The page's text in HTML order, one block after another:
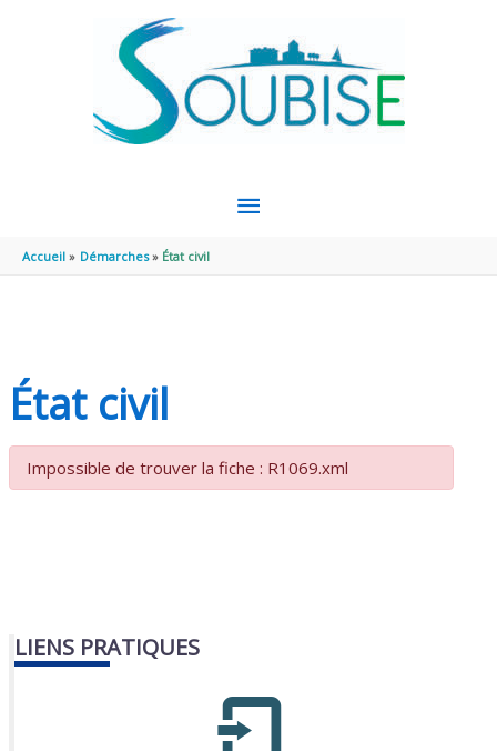
MENU
Accueil Démarches État civil
État civil
Impossible de trouver la fiche : R1069.xml
LIENS PRATIQUES